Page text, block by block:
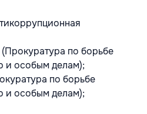
по борьбе
и особым делам);
по борьбе
и особым делам);